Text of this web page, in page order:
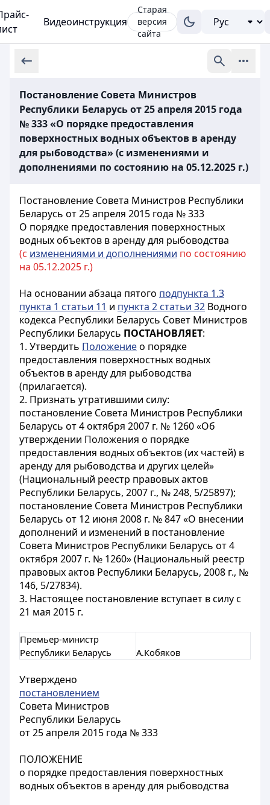
Видеоинструкция
Старая
версия
сайта
Постановление Совета Министров
Республики Беларусь от 25 апреля 2015 года
№ 333 «О порядке предоставления
поверхностных водных объектов в аренду
для рыбоводства» (с изменениями и
дополнениями по состоянию на 05.12.2025 г.)
Постановление Совета Министров Республики
Беларусь от 25 апреля 2015 года № 333
О порядке предоставления поверхностных
водных объектов в аренду для рыбоводства
(с изменениями и дополнениями по состоянию
на 05.12.2025 г.)
На основании абзаца пятого подпункта 1.3
пункта 1 статьи 11 и пункта 2 статьи 32 Водного
кодекса Республики Беларусь Совет Министров
Республики Беларусь ПОСТАНОВЛЯЕТ:
1. Утвердить Положениео порядке
предоставления поверхностных водных
объектов в аренду для рыбоводства
(прилагается).
2. Признать утратившими силу:
постановление Совета Министров Республики
Беларусь от 4 октября 2007 г. № 1260 «Об
утверждении Положения о порядке
предоставления водных объектов (их частей) в
аренду для рыбоводства и других целей»
(Национальный реестр правовых актов
Республики Беларусь, 2007 г., № 248, 5/25897);
постановление Совета Министров Республики
Беларусь от 12 июня 2008 г. № 847 «О внесении
дополнений и изменений в постановление
Совета Министров Республики Беларусь от 4
октября 2007 г. № 1260» (Национальный реестр
правовых актов Республики Беларусь, 2008 г., №
146, 5/27834).
3. Настоящее постановление вступает в силу с
21 мая 2015 г.
Премьер-министр
Республики Беларусь
А.Кобяков
Утверждено
постановлением
Совета Министров
Республики Беларусь
от 25 апреля 2015 года № 333
ПОЛОЖЕНИЕ
о порядке предоставления поверхностных
водных объектов в аренду для рыбоводства